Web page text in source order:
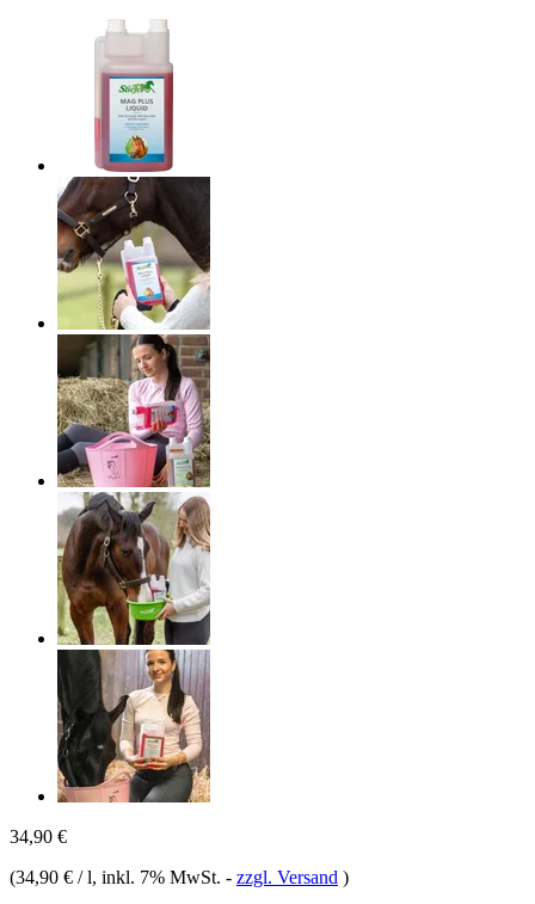
34,90 €
(34,90 € / l, inkl. 7% MwSt. - zzgl. Versand )